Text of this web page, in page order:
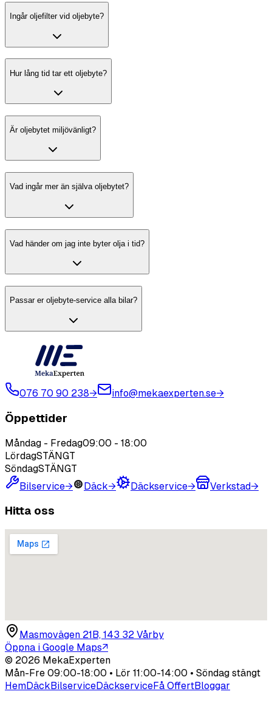
Ingår oljefilter vid oljebyte?
Hur lång tid tar ett oljebyte?
Är oljebytet miljövänligt?
Vad ingår mer än själva oljebytet?
Vad händer om jag inte byter olja i tid?
Passar er oljebyte-service alla bilar?
076 70 90 238→ info@mekaexperten.se→
Öppettider
Måndag - Fredag09:00 - 18:00
LördagSTÄNGT
SöndagSTÄNGT
Bilservice→ Däck→ Däckservice→ Verkstad→
Hitta oss
Masmovägen 21B, 143 32 Vårby
Öppna i Google Maps↗
© 2026 MekaExperten
Mån-Fre 09:00-18:00 • Lör 11:00-14:00 • Söndag stängt
HemDäck BilserviceDäckserviceFå OffertBloggar